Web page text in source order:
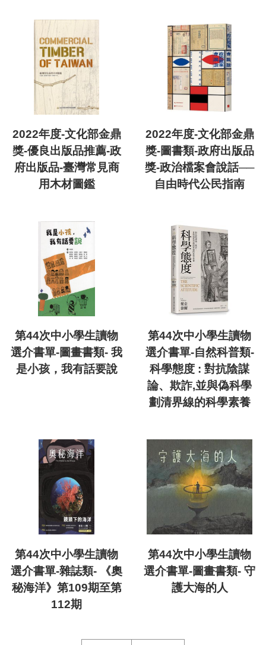
2022年度-文化部金鼎
獎-優良出版品推薦-政
府出版品-臺灣常見商
用木材圖鑑
2022年度-文化部金鼎
獎-圖書類-政府出版品
獎-政治檔案會說話──
自由時代公民指南
第44次中小學生讀物
選介書單-圖畫書類- 我
是小孩，我有話要說
第44次中小學生讀物
選介書單-自然科普類-
科學態度 : 對抗陰謀
論、欺詐,並與偽科學
劃清界線的科學素養
第44次中小學生讀物
選介書單-雜誌類- 《奧
秘海洋》第109期至第
112期
第44次中小學生讀物
選介書單-圖畫書類- 守
護大海的人